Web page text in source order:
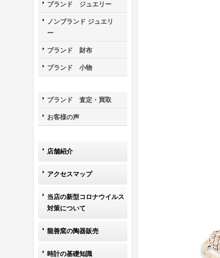
ブランド ジュエリー
ノンブランド ジュエリ
ー
ブランド 財布
ブランド 小物
ブランド 査定・買取
お客様の声
店舗紹介
アクセスマップ
当店の新型コロナウイルス
対策について
龍善窯の陶器販売
時計の基礎知識